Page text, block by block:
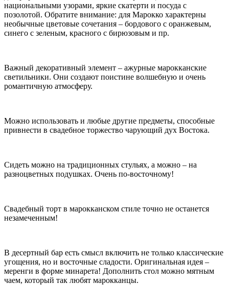
национальными узорами, яркие скатерти и посуда с
позолотой. Обратите внимание: для Марокко характерны
необычные цветовые сочетания – бордового с оранжевым,
синего с зеленым, красного с бирюзовым и пр.
Важный декоративный элемент – ажурные марокканские
светильники. Они создают поистине волшебную и очень
романтичную атмосферу.
Можно использовать и любые другие предметы, способные
привнести в свадебное торжество чарующий дух Востока.
Сидеть можно на традиционных стульях, а можно – на
разноцветных подушках. Очень по-восточному!
Свадебный торт в марокканском стиле точно не останется
незамеченным!
В десертный бар есть смысл включить не только классические
угощения, но и восточные сладости. Оригинальная идея –
меренги в форме минарета! Дополнить стол можно мятным
чаем, который так любят марокканцы.